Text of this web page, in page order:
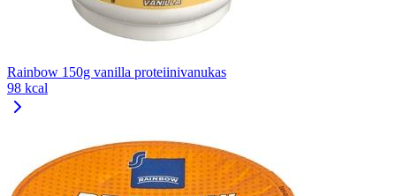
Rainbow 150g vanilla proteiinivanukas
98 kcal